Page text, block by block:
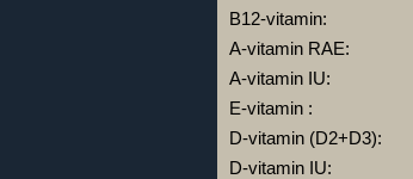
B12-vitamin:
A-vitamin RAE:
A-vitamin IU:
E-vitamin :
D-vitamin (D2+D3):
D-vitamin IU: